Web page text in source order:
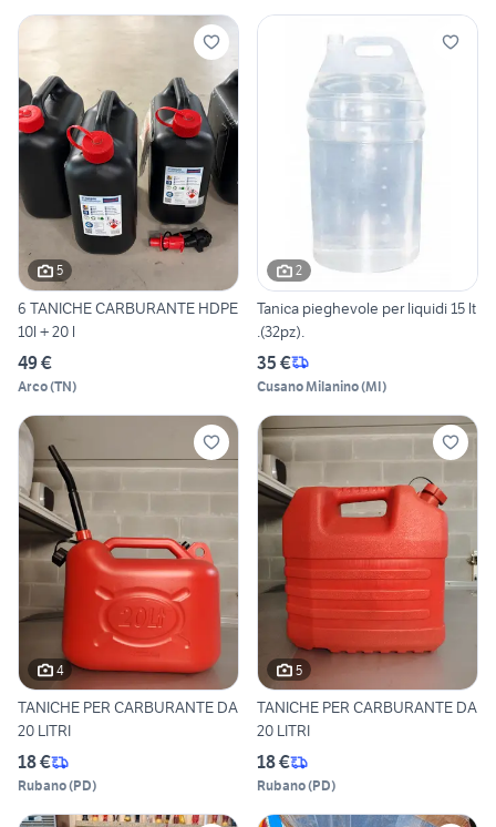
5
6 TANICHE CARBURANTE HDPE
10l + 20 l
49 €
Arco(TN)
2
Tanica pieghevole per liquidi 15 lt
.(32pz).
35 €
Cusano Milanino(MI)
4
TANICHE PER CARBURANTE DA
20 LITRI
18 €
Rubano(PD)
5
TANICHE PER CARBURANTE DA
20 LITRI
18 €
Rubano(PD)